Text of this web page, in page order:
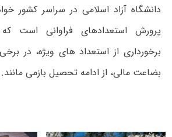
دانشگاه آزاد اسلامی در سراسر کشور
پرورش استعدادهای فراوانی است که
برخورداری از استعداد های ویژه، در
بضاعت مالی، از ادامه تحصیل بازمی مانند.